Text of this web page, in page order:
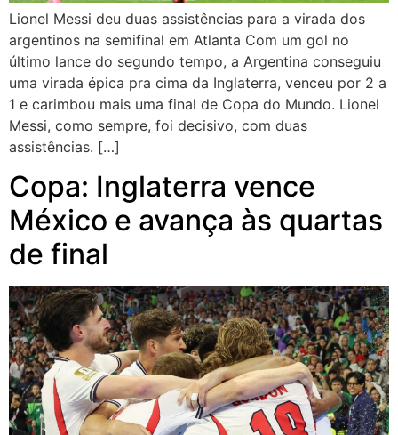
Lionel Messi deu duas assistências para a virada dos
argentinos na semifinal em Atlanta Com um gol no
último lance do segundo tempo, a Argentina conseguiu
uma virada épica pra cima da Inglaterra, venceu por 2 a
1 e carimbou mais uma final de Copa do Mundo. Lionel
Messi, como sempre, foi decisivo, com duas
assistências. […]
Copa: Inglaterra vence
México e avança às quartas
de final